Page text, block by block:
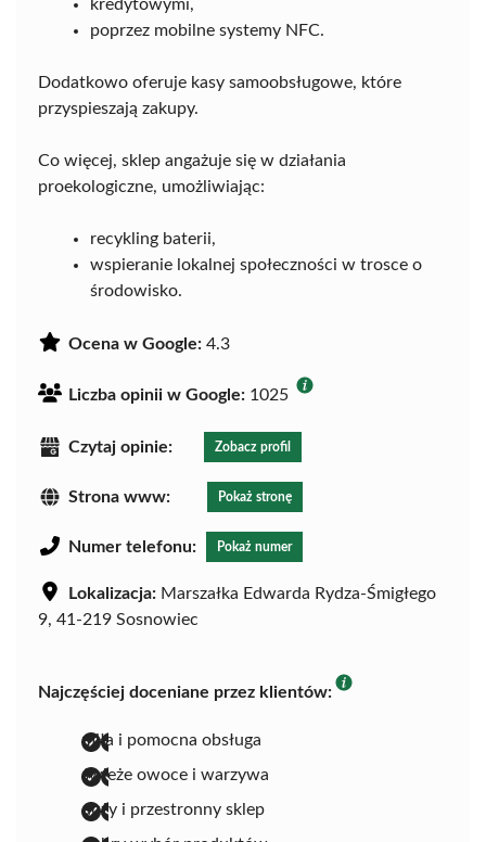
kredytowymi,
poprzez mobilne systemy NFC.
Dodatkowo oferuje kasy samoobsługowe, które
przyspieszają zakupy.
Co więcej, sklep angażuje się w działania
proekologiczne, umożliwiając:
recykling baterii,
wspieranie lokalnej społeczności w trosce o
środowisko.
Ocena w Google: 4.3
Liczba opinii w Google: 1025
Czytaj opinie: Zobacz profil
Strona www: Pokaż stronę
Numer telefonu: Pokaż numer
Lokalizacja: Marszałka Edwarda Rydza-Śmigłego
9, 41-219 Sosnowiec
Najczęściej doceniane przez klientów:
miła i pomocna obsługa
świeże owoce i warzywa
duży i przestronny sklep